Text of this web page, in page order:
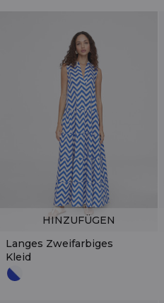
Langes Zweifarbiges
Kleid
HINZUFÜGEN